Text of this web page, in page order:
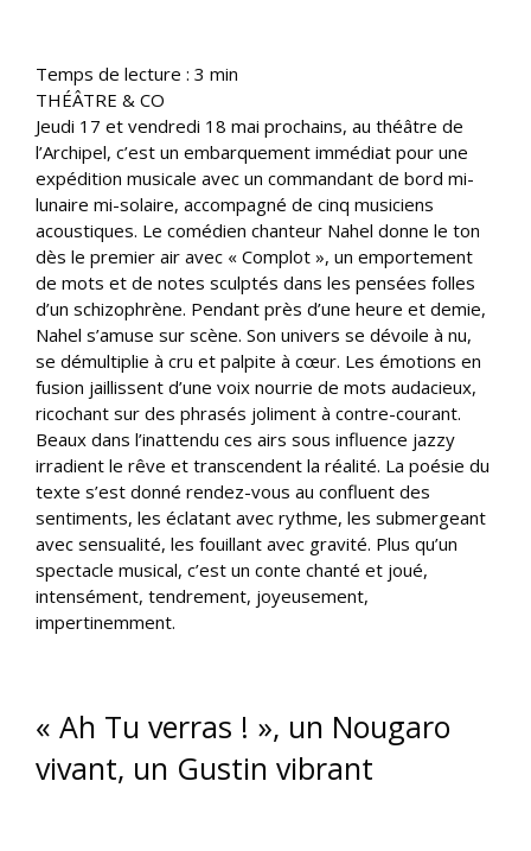
Temps de lecture : 3 min
THÉÂTRE & CO
Jeudi 17 et vendredi 18 mai prochains, au théâtre de
l’Archipel, c’est un embarquement immédiat pour une
expédition musicale avec un commandant de bord mi-
lunaire mi-solaire, accompagné de cinq musiciens
acoustiques. Le comédien chanteur Nahel donne le ton
dès le premier air avec « Complot », un emportement
de mots et de notes sculptés dans les pensées folles
d’un schizophrène. Pendant près d’une heure et demie,
Nahel s’amuse sur scène. Son univers se dévoile à nu,
se démultiplie à cru et palpite à cœur. Les émotions en
fusion jaillissent d’une voix nourrie de mots audacieux,
ricochant sur des phrasés joliment à contre-courant.
Beaux dans l’inattendu ces airs sous influence jazzy
irradient le rêve et transcendent la réalité. La poésie du
texte s’est donné rendez-vous au confluent des
sentiments, les éclatant avec rythme, les submergeant
avec sensualité, les fouillant avec gravité. Plus qu’un
spectacle musical, c’est un conte chanté et joué,
intensément, tendrement, joyeusement,
impertinemment.
« Ah Tu verras ! », un Nougaro
vivant, un Gustin vibrant